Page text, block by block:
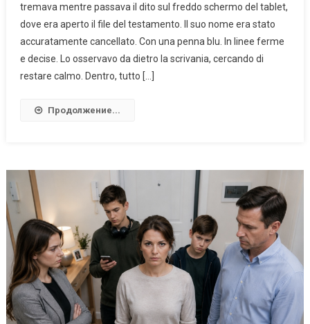
tremava mentre passava il dito sul freddo schermo del tablet,
dove era aperto il file del testamento. Il suo nome era stato
accuratamente cancellato. Con una penna blu. In linee ferme
e decise. Lo osservavo da dietro la scrivania, cercando di
restare calmo. Dentro, tutto […]
Продолжение...